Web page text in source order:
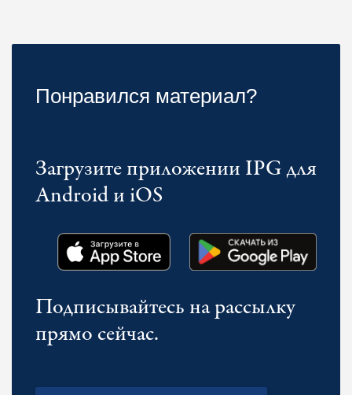
Понравился материал?
Загрузите приложении IPG для
Android и iOS
Подписывайтесь на рассылку
прямо сейчас.